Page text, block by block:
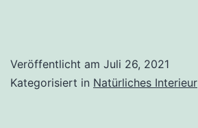
Veröffentlicht am Juli 26, 2021
Kategorisiert in Natürliches Interieur